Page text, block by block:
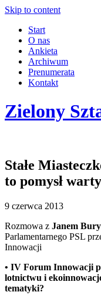
Skip to content
Start
O nas
Ankieta
Archiwum
Prenumerata
Kontakt
Zielony
Stałe
to pomysł
9 czerwca 2013
Rozmowa z Janem
Parlamentarnego PSL
Innowacji
• IV Forum Innowacji
lotnictwu i
tematyki?